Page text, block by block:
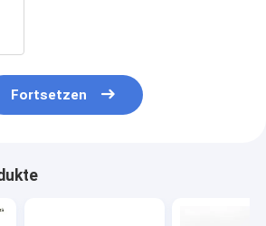
Fortsetzen